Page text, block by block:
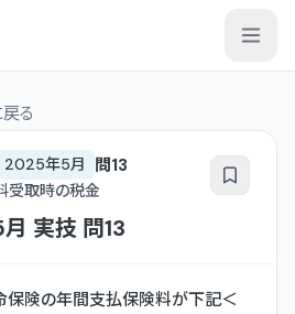
戻る
2025年5月 問13
受取時の税金
実技 問13
保険の年間支払保険料が下記＜